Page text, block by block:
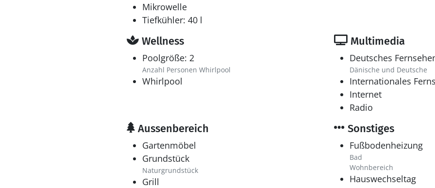
Mikrowelle
Tiefkühler: 40 l
Wellness
Poolgröße: 2
Anzahl Personen Whirlpool
Whirlpool
Multimedia
Deutsches
Dänische und Deutsche
Internationales
Internet
Radio
Aussenbereich
Gartenmöbel
Grundstück
Naturgrundstück
Grill
Sonstiges
Fußbodenheizung
Bad
Wohnbereich
Hauswechseltag